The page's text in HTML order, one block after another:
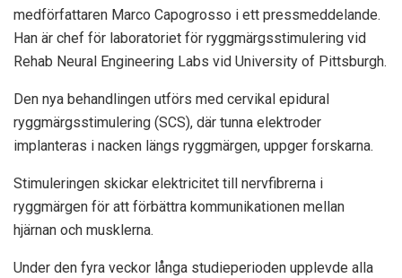
medförfattaren Marco Capogrosso i ett pressmeddelande.
Han är chef för laboratoriet för ryggmärgsstimulering vid
Rehab Neural Engineering Labs vid University of Pittsburgh.
Den nya behandlingen utförs med cervikal epidural
ryggmärgsstimulering (SCS), där tunna elektroder
implanteras i nacken längs ryggmärgen, uppger forskarna.
Stimuleringen skickar elektricitet till nervfibrerna i
ryggmärgen för att förbättra kommunikationen mellan
hjärnan och musklerna.
Under den fyra veckor långa studieperioden upplevde alla